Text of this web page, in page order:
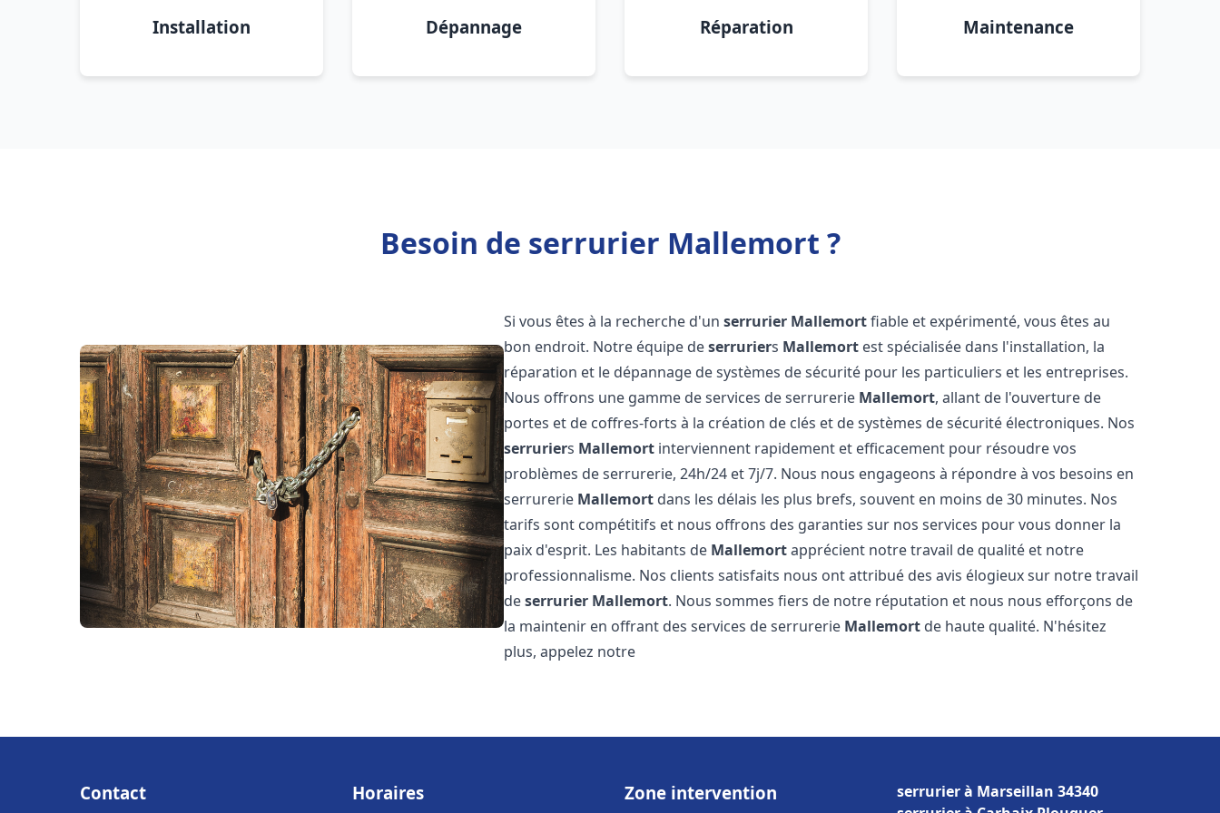
Installation Dépannage Réparation Maintenance
Besoin de serrurier Mallemort ?
Si vous êtes à la recherche d'unserrurier Mallemortfiable et expérimenté, vous êtes au
bon endroit. Notre équipe deserruriers Mallemort est spécialisée dans l'installation, la
réparation et le dépannage de systèmes de sécurité pour les particuliers et les entreprises.
Nous offrons une gamme de services de serrurerie Mallemort, allant de l'ouverture de
portes et de coffres-forts à la création de clés et de systèmes de sécurité électroniques. Nos
serruriers Mallemort interviennent rapidement et efficacement pour résoudre vos
problèmes de serrurerie, 24h/24 et 7j/7. Nous nous engageons à répondre à vos besoins en
serrurerie Mallemort dans les délais les plus brefs, souvent en moins de 30 minutes. Nos
tarifs sont compétitifs et nous offrons des garanties sur nos services pour vous donner la
paix d'esprit. Les habitants de Mallemortapprécient notre travail de qualité et notre
professionnalisme. Nos clients satisfaits nous ont attribué des avis élogieux sur notre travail
deserrurier Mallemort. Nous sommes fiers de notre réputation et nous nous efforçons de
la maintenir en offrant des services de serrurerie Mallemort de haute qualité. N'hésitez
plus, appelez notre
Contact Horaires Zone intervention
serrurier à Marseillan 34340